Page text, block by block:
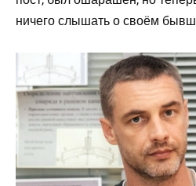
ничего слышать о своём